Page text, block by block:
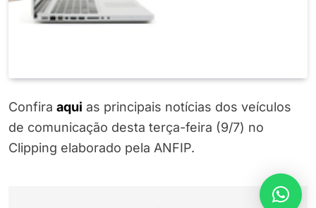
Confira aqui as principais notícias dos veículos
de comunicação desta terça-feira (9/7) no
Clipping elaborado pela ANFIP.